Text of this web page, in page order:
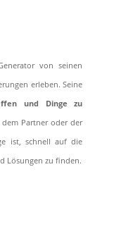
von seinen
erleben. Seine
und Dinge zu
Partner oder der
ist, schnell auf die
Lösungen zu finden.